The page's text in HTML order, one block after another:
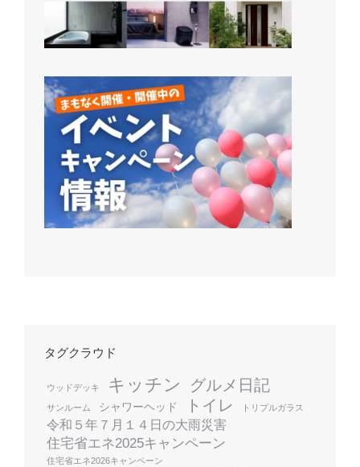
タグクラウド
ウッドデッキ キッチン グルメ日記
サンルーム シャワーヘッド トイレ トリプルガラス
令和５年７月１４日の大雨災害
住宅省エネ2025キャンペーン
住宅省エネ2026キャンペーン